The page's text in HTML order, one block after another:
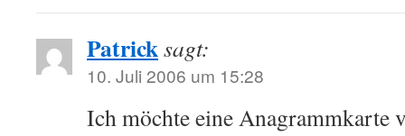
Patricksagt:
10. Juli 2006 um 15:28
Ich möchte eine Anagrammkarte